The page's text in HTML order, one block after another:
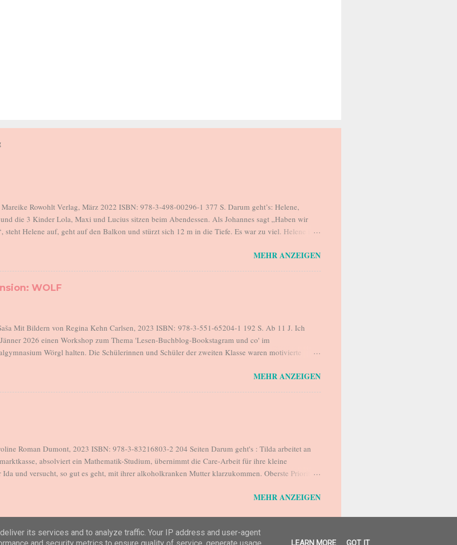
Rowohlt Verlag, März 2022 ISBN: 978-3-498-00296-1 377 S. Darum geht’s: Helene,
die 3 Kinder Lola, Maxi und Lucius sitzen beim Abendessen. Als Johannes sagt „Haben wir
steht Helene auf, geht auf den Balkon und stürzt sich 12 m in die Tiefe. Es war zu viel. Helene ist
in der Zwischenzeit verantwortlich für eine rebellische Teenager-Tochter, für ein forderndes
tröstet, schimpft, beruhigt, schlichtet, ist für alles zuständig, was der Alltag hergibt bzw.
MEHR ANZEIGEN
WOLF
Mit Bildern von Regina Kehn Carlsen, 2023 ISBN: 978-3-551-65204-1 192 S. Ab 11 J. Ich
2026 einen Workshop zum Thema 'Lesen-Buchblog-Bookstagram und co' im
Wörgl halten. Die Schülerinnen und Schüler der zweiten Klasse waren motivierte
tolle Bilder des Buches, das sie als Klassenlektüre gelesen haben. Ich habe versprochen,
MEHR ANZEIGEN
Roman Dumont, 2023 ISBN: 978-3-83216803-2 204 Seiten Darum geht's : Tilda arbeitet an
absolviert ein Mathematik-Studium, übernimmt die Care-Arbeit für ihre kleine
Ida und versucht, so gut es geht, mit ihrer alkoholkranken Mutter klarzukommen. Oberste Priorität
bescheren. Die einzige Auszeit, die sich Tilda selbst zugesteht, findet im Schwimmbad statt. Dort
Alle wollten weg. Auch Tilda, aber sie fühlt sich verantwortlich für die kleine Ida und könnte
MEHR ANZEIGEN
Powered by Blogger
its services and to analyze traffic. Your IP address and user-agent
LEARN MORE GOT IT